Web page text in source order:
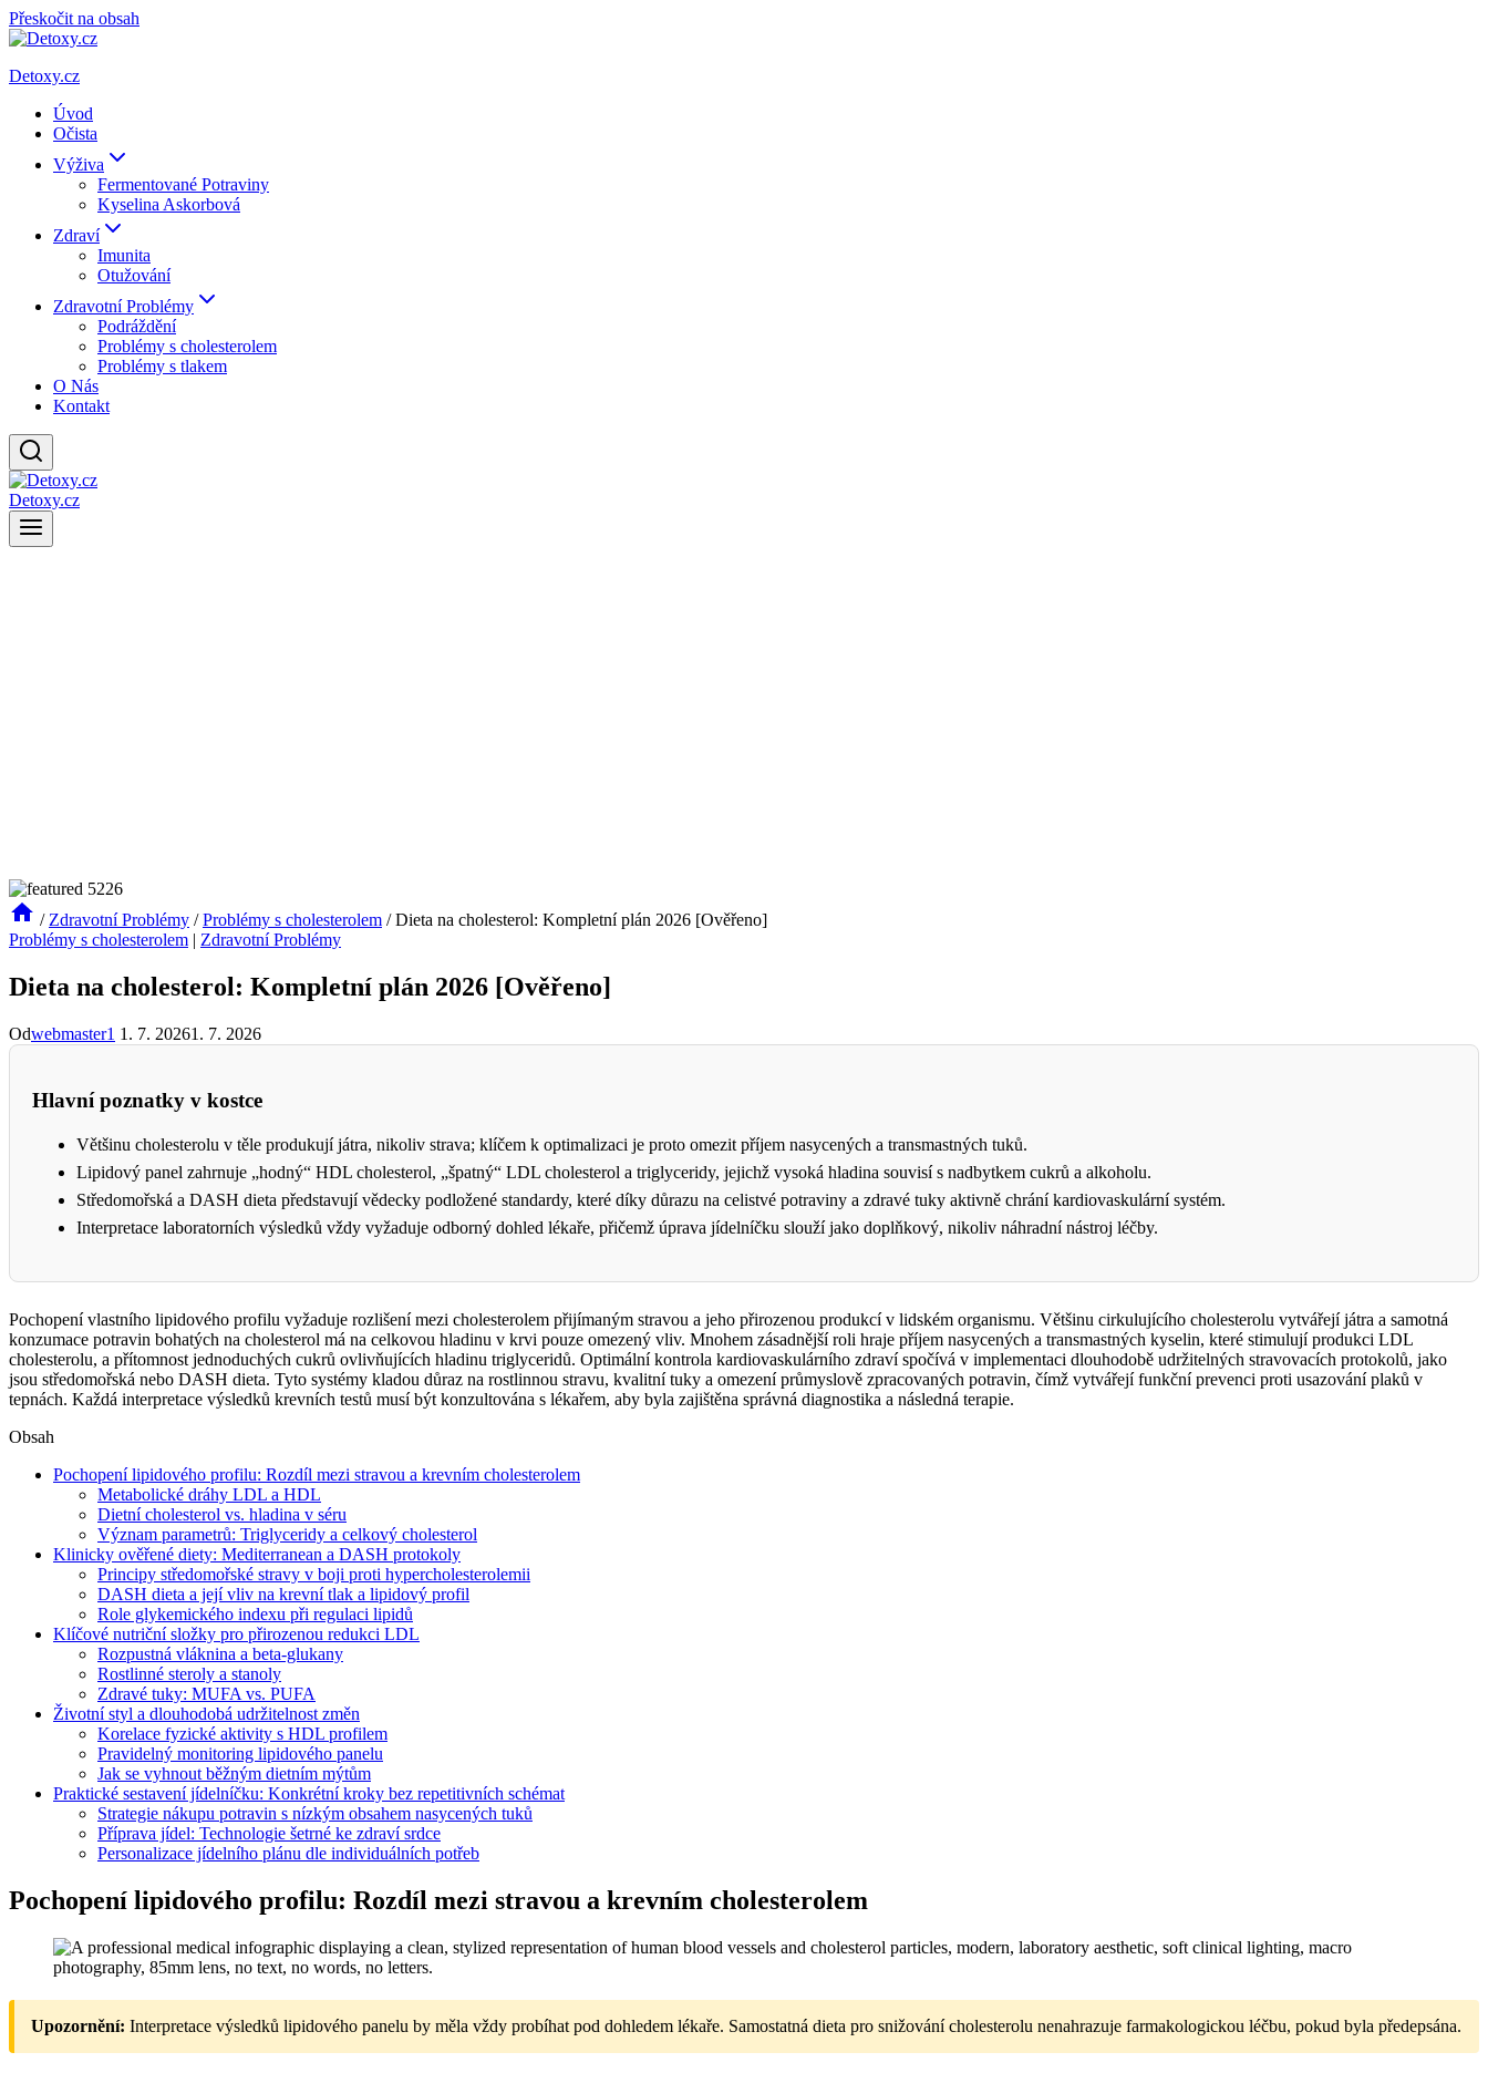
Přeskočit na obsah
Detoxy.cz
Úvod
Očista
Výživa
Fermentované Potraviny
Kyselina Askorbová
Zdraví
Imunita
Otužování
Zdravotní Problémy
Podráždění
Problémy s cholesterolem
Problémy s tlakem
O Nás
Kontakt
Detoxy.cz
/ Zdravotní Problémy / Problémy s cholesterolem / Dieta na cholesterol: Kompletní plán 2026 [Ověřeno]
Problémy s cholesterolem | Zdravotní Problémy
Dieta na cholesterol: Kompletní plán 2026 [Ověřeno]
Odwebmaster1 1. 7. 20261. 7. 2026
Hlavní poznatky v kostce
Většinu cholesterolu v těle produkují játra, nikoliv strava; klíčem k optimalizaci je proto omezit příjem nasycených a transmastných tuků.
Lipidový panel zahrnuje „hodný“ HDL cholesterol, „špatný“ LDL cholesterol a triglyceridy, jejichž vysoká hladina souvisí s nadbytkem cukrů a alkoholu.
Středomořská a DASH dieta představují vědecky podložené standardy, které díky důrazu na celistvé potraviny a zdravé tuky aktivně chrání kardiovaskulární systém.
Interpretace laboratorních výsledků vždy vyžaduje odborný dohled lékaře, přičemž úprava jídelníčku slouží jako doplňkový, nikoliv náhradní nástroj léčby.
Pochopení vlastního lipidového profilu vyžaduje rozlišení mezi cholesterolem přijímaným stravou a jeho přirozenou produkcí v lidském organismu. Většinu cirkulujícího cholesterolu vytvářejí játra a samotná
konzumace potravin bohatých na cholesterol má na celkovou hladinu v krvi pouze omezený vliv. Mnohem zásadnější roli hraje příjem nasycených a transmastných kyselin, které stimulují produkci LDL
cholesterolu, a přítomnost jednoduchých cukrů ovlivňujících hladinu triglyceridů. Optimální kontrola kardiovaskulárního zdraví spočívá v implementaci dlouhodobě udržitelných stravovacích protokolů, jako
jsou středomořská nebo DASH dieta. Tyto systémy kladou důraz na rostlinnou stravu, kvalitní tuky a omezení průmyslově zpracovaných potravin, čímž vytvářejí funkční prevenci proti usazování plaků v
tepnách. Každá interpretace výsledků krevních testů musí být konzultována s lékařem, aby byla zajištěna správná diagnostika a následná terapie.
Obsah
Pochopení lipidového profilu: Rozdíl mezi stravou a krevním cholesterolem
Metabolické dráhy LDL a HDL
Dietní cholesterol vs. hladina v séru
Význam parametrů: Triglyceridy a celkový cholesterol
Klinicky ověřené diety: Mediterranean a DASH protokoly
Principy středomořské stravy v boji proti hypercholesterolemii
DASH dieta a její vliv na krevní tlak a lipidový profil
Role glykemického indexu při regulaci lipidů
Klíčové nutriční složky pro přirozenou redukci LDL
Rozpustná vláknina a beta-glukany
Rostlinné steroly a stanoly
Zdravé tuky: MUFA vs. PUFA
Životní styl a dlouhodobá udržitelnost změn
Korelace fyzické aktivity s HDL profilem
Pravidelný monitoring lipidového panelu
Jak se vyhnout běžným dietním mýtům
Praktické sestavení jídelníčku: Konkrétní kroky bez repetitivních schémat
Strategie nákupu potravin s nízkým obsahem nasycených tuků
Příprava jídel: Technologie šetrné ke zdraví srdce
Personalizace jídelního plánu dle individuálních potřeb
Pochopení lipidového profilu: Rozdíl mezi stravou a krevním cholesterolem
Upozornění: Interpretace výsledků lipidového panelu by měla vždy probíhat pod dohledem lékaře. Samostatná dieta pro snižování cholesterolu nenahrazuje farmakologickou léčbu, pokud byla předepsána.